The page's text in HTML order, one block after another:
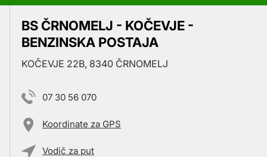
BS ČRNOMELJ - KOČEVJE -
BENZINSKA POSTAJA
KOČEVJE 22B, 8340 ČRNOMELJ
07 30 56 070
Koordinate za GPS
Vodič za put